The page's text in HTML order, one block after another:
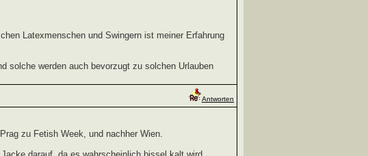
Latexmenschen und Swingern ist meiner Erfahrung
solche werden auch bevorzugt zu solchen Urlauben
Antworten
zu Fetish Week, und nachher Wien.